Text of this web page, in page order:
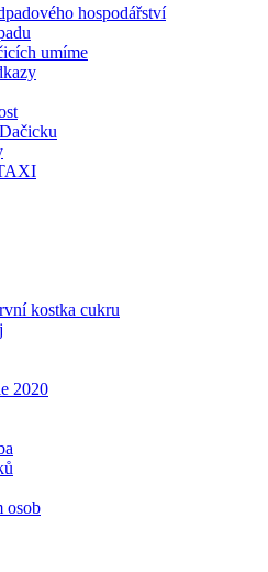
hospodářství
umíme
kostka cukru
2020
osob